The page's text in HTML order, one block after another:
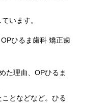
います。
ひるま歯科 矯正歯
た理由、OPひるま
となどなど。ひる